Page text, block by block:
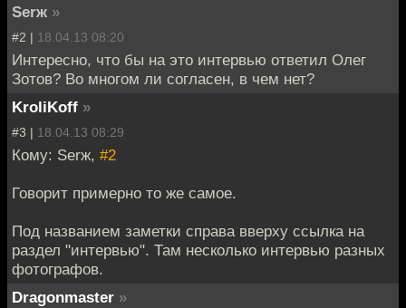
Serж »
#2 | 18.04.13 08:20
Интересно, что бы на это интервью ответил Олег
Зотов? Во многом ли согласен, в чем нет?
KroliKoff »
#3 | 18.04.13 08:29
Кому: Serж, #2
Говорит примерно то же самое.
Под названием заметки справа вверху ссылка на
раздел "интервью". Там несколько интервью разных
фотографов.
Dragonmaster »